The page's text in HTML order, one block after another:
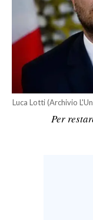
POLITICA
ECONOMIA
SERVIZI ALLE
BANDI
Luca Lotti (Archivio
Per